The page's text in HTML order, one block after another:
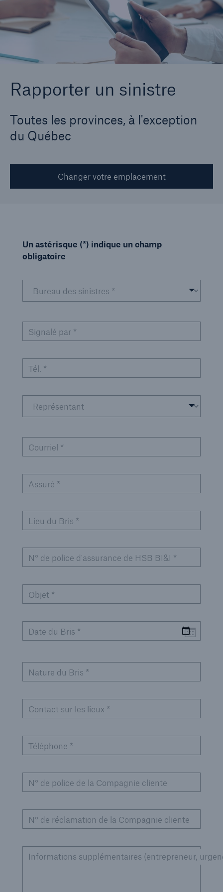
Rapporter un sinistre
Toutes les provinces, à l'exception
du Québec
Changer votre emplacement
Un astérisque (*) indique un champ
obligatoire
Signalé par *
Tél. *
Courriel *
Assuré *
Lieu du Bris *
N° de police d'assurance de HSB BI&I *
Objet *
Date du Bris *
Nature du Bris *
Contact sur les lieux *
Téléphone *
N° de police de la Compagnie cliente
N° de réclamation de la Compagnie cliente
Informations supplémentaires (entrepreneur,
Aller à la page
Toutes les provinces à l'exception du Québec
Québec